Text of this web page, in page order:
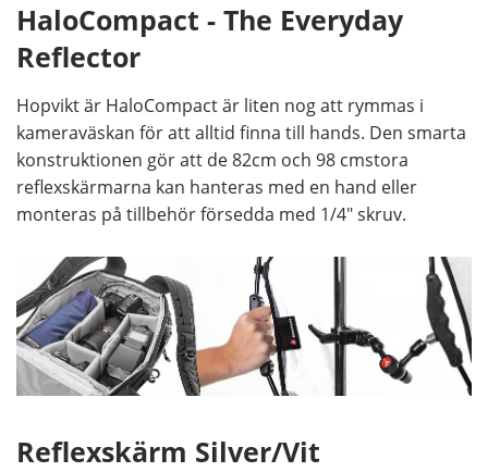
HaloCompact - The Everyday
Reflector
Hopvikt är HaloCompact är liten nog att rymmas i
kameraväskan för att alltid finna till hands. Den smarta
konstruktionen gör att de 82cm och 98 cmstora
reflexskärmarna kan hanteras med en hand eller
monteras på tillbehör försedda med 1/4" skruv.
Reflexskärm Silver/Vit